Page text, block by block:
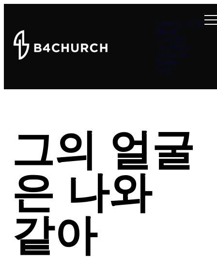
Summer at B4
About
Connect
Teachings
Ministries
Events
Give
그의 얼굴
은 나와
같아